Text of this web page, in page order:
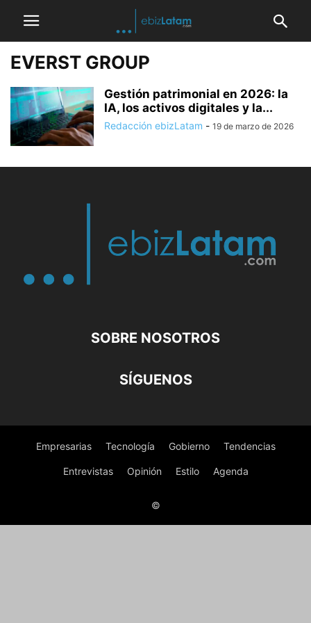
EVERST GROUP
Gestión patrimonial en 2026: la
IA, los activos digitales y la...
Redacción ebizLatam - 19 de marzo de 2026
SOBRE NOSOTROS
SÍGUENOS
Empresarias Tecnología Gobierno Tendencias
Entrevistas Opinión Estilo Agenda
©